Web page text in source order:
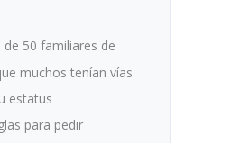
de 50 familiares de
muchos tenían vías
estatus
para pedir